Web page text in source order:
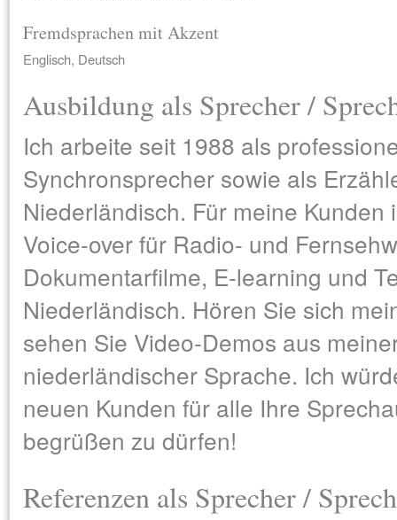
Fremdsprachen mit Akzent
Englisch, Deutsch
Ausbildung als Sprecher /
Ich arbeite seit 1988 als
Synchronsprecher sowie als
Niederländisch. Für meine
Voice-over für Radio- und
Dokumentarfilme, E-learning und
Niederländisch. Hören Sie sich
sehen Sie Video-Demos aus
niederländischer Sprache. Ich
neuen Kunden für alle Ihre
begrüßen zu dürfen!
Referenzen als Sprecher /